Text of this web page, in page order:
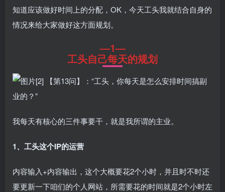
知道应该做好时间上的分配，OK，今天工头我就结合自身的
情况来给大家做好这方面规划。
—1—
工头自己每天的规划
我每天有核心的三件事要干，就是我所谓的主业。
1、工头这个IP的运营
内容输入+内容输出，这个大概要花2个小时，并且时不时还
要更新一下咱们的个人网站，所需要花的时间就是2个小时左